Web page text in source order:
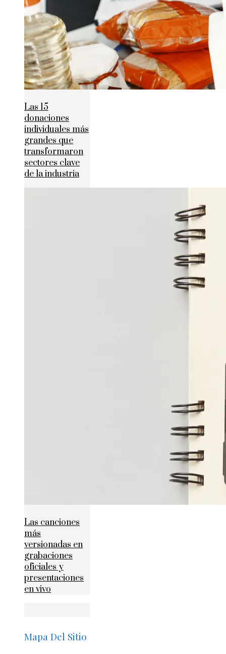
Las 15
donaciones
individuales más
grandes que
transformaron
sectores clave
de la industria
Las canciones
más
versionadas en
grabaciones
oficiales y
presentaciones
en vivo
Mapa Del Sitio